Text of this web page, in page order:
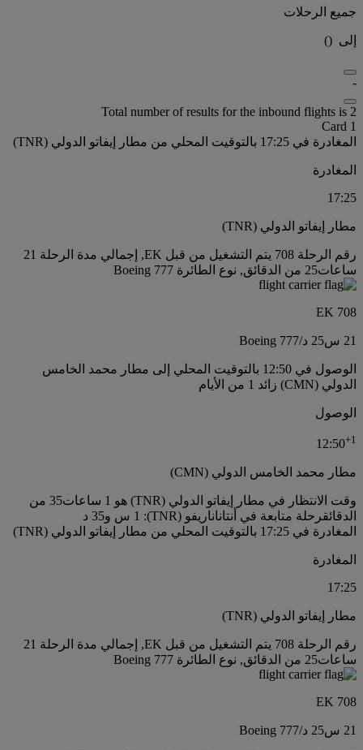
جميع الرحلات
إلى (
)
-
Total number of results for the inbound flights is 2
Card 1
المغادرة في 17:25 بالتوقيت المحلي من مطار إيفاتو الدولي (TNR)
المغادرة
17:25
مطار إيفاتو الدولي (TNR)
رقم الرحلة 708 يتم التشغيل من قبل EK, إجمالي مدة الرحلة 21
ساعات25 من الدقائق, نوع الطائرة Boeing 777
EK 708
21 س 25 د /
Boeing 777
الوصول في 12:50 بالتوقيت المحلي إلى مطار محمد الخامس
الدولي (CMN) زائد 1 من الأيام
الوصول
12:50+1
مطار محمد الخامس الدولي (CMN)
وقت الانتظار في مطار إيفاتو الدولي (TNR) هو 1 ساعات35 من
الدقائقرحلة متابعة في أنتاناناريفو (TNR): 1 س و35 د
المغادرة في 17:25 بالتوقيت المحلي من مطار إيفاتو الدولي (TNR)
المغادرة
17:25
مطار إيفاتو الدولي (TNR)
رقم الرحلة 708 يتم التشغيل من قبل EK, إجمالي مدة الرحلة 21
ساعات25 من الدقائق, نوع الطائرة Boeing 777
EK 708
21 س 25 د /
Boeing 777